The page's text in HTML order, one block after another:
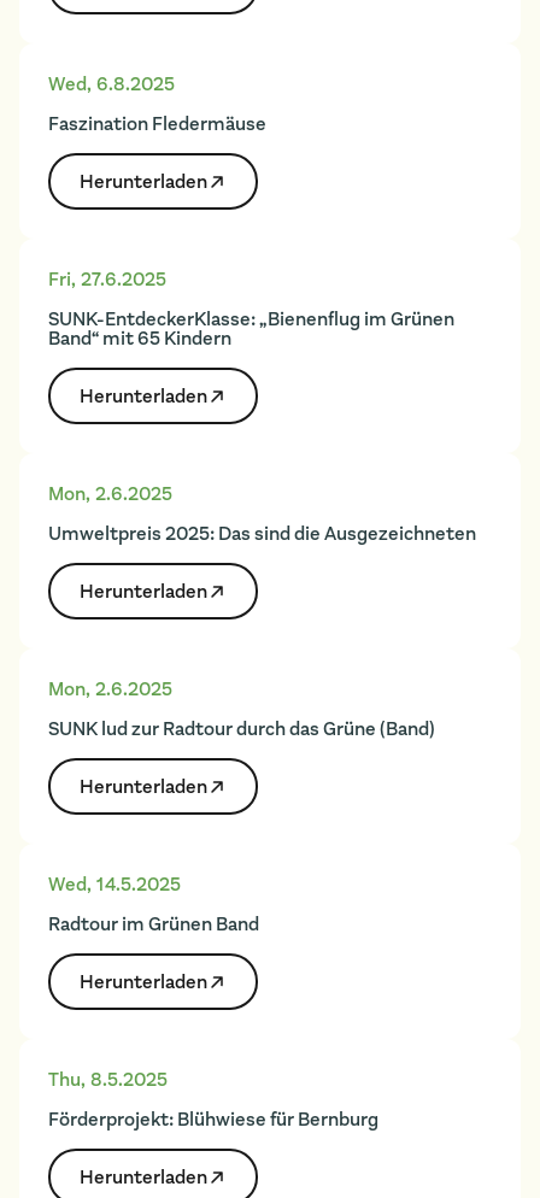
Wed, 6.8.2025
Faszination Fledermäuse
Herunter­laden
Fri, 27.6.2025
SUNK-EntdeckerKlasse: „Bienenflug im Grünen
Band“ mit 65 Kindern
Herunter­laden
Mon, 2.6.2025
Umweltpreis 2025: Das sind die Ausgezeichneten
Herunter­laden
Mon, 2.6.2025
SUNK lud zur Radtour durch das Grüne (Band)
Herunter­laden
Wed, 14.5.2025
Radtour im Grünen Band
Herunter­laden
Thu, 8.5.2025
Förderprojekt: Blühwiese für Bernburg
Herunter­laden